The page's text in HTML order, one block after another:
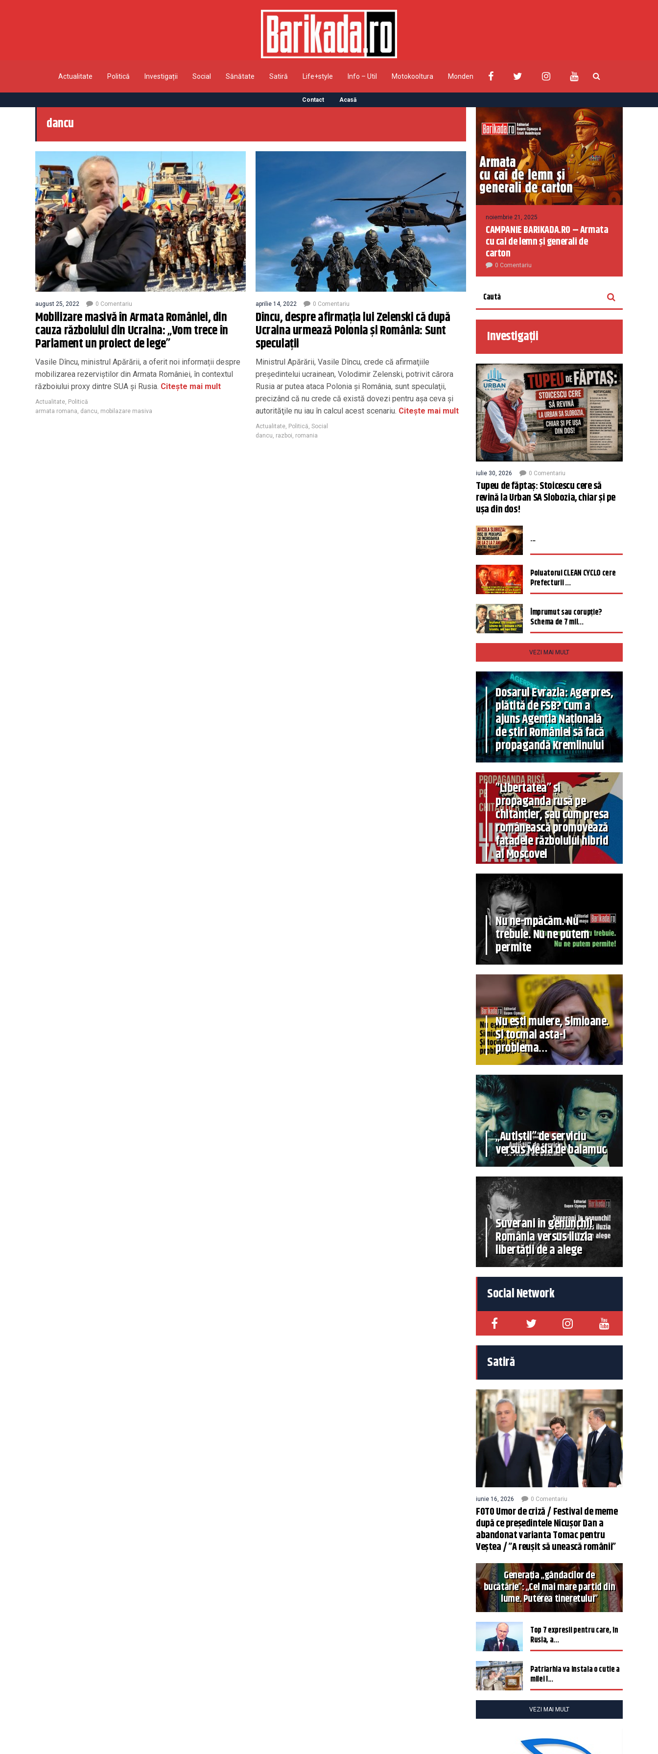
Actualitate Politică Investigații Social Sănătate Satiră Life+style Info – Util Motokooltura Monden
Contact Acasă
dancu
august 25, 2022 0 Comentariu
Mobilizare masivă în Armata României, din
cauza războiului din Ucraina: „Vom trece în
Parlament un proiect de lege”
Vasile Dîncu, ministrul Apărării, a oferit noi informații despre
mobilizarea rezerviștilor din Armata României, în contextul
războiului proxy dintre SUA și Rusia. Citește mai mult
Actualitate Politică
armata romana dancu mobilazare masiva
aprilie 14, 2022 0 Comentariu
Dîncu, despre afirmaţia lui Zelenski că după
Ucraina urmează Polonia şi România: Sunt
speculaţii
Ministrul Apărării, Vasile Dîncu, crede că afirmaţiile
preşedintelui ucrainean, Volodimir Zelenski, potrivit cărora
Rusia ar putea ataca Polonia şi România, sunt speculaţii,
precizând că nu crede că există dovezi pentru aşa ceva şi
autorităţile nu iau în calcul acest scenariu. Citește mai mult
Actualitate Politică Social
dancu razboi romania
noiembrie 21, 2025
CAMPANIE BARIKADA.RO – Armata
cu cai de lemn și generali de
carton
0 Comentariu
Investigații
iulie 30, 2026 0 Comentariu
Tupeu de făptaș: Stoicescu cere să
revină la Urban SA Slobozia, chiar și pe
ușa din dos!
...
Poluatorul CLEAN CYCLO cere
Prefecturii ...
Împrumut sau corupție?
Schema de 7 mil...
VEZI MAI MULT
Dosarul Evrazia: Agerpres,
plătită de FSB? Cum a
ajuns Agenția Națională
de știri României să facă
propagandă Kremlinului
”Libertatea” și
propaganda rusă pe
chitanțier, sau cum presa
românească promovează
fațadele războiului hibrid
al Moscovei
Nu ne-mpăcăm. Nu
trebuie. Nu ne putem
permite
Nu ești muiere, Simioane.
Și tocmai asta-i
problema…
„Autiștii” de serviciu
versus Mesia de balamuc
Suverani în genunchi!
România versus iluzia
libertății de a alege
Social Network
Satiră
iunie 16, 2026 0 Comentariu
FOTO Umor de criză / Festival de meme
după ce președintele Nicușor Dan a
abandonat varianta Tomac pentru
Veștea / ”A reușit să unească românii”
Generația „gândacilor de
bucătărie”: „Cel mai mare partid din
lume. Puterea tineretului”
Top 7 expresii pentru care, în
Rusia, a...
Patriarhia va instala o cutie a
milei î...
VEZI MAI MULT